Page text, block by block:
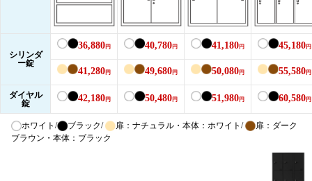
シリンダ
ー錠
36,880円 40,780円 41,180円 45,180円
41,280円 49,680円 50,080円 55,580円
ダイヤル
錠
42,180円 50,480円 51,980円 60,580円
ホワイト/ ブラック/ 扉：ナチュラル・本体：ホワイト/
扉：ダーク
ブラウン・本体：ブラック